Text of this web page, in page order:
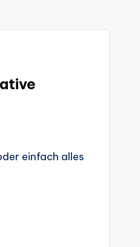
einfach alles